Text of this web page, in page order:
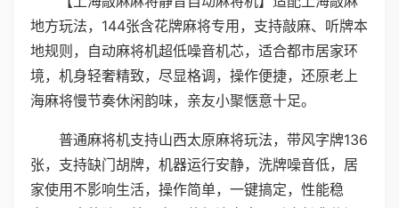
地方玩法，144张含花牌麻将专用，支持敲麻、听牌本
地规则，自动麻将机超低噪音机芯，适合都市居家环
境，机身轻奢精致，尽显格调，操作便捷，还原老上
海麻将慢节奏休闲韵味，亲友小聚惬意十足。
普通麻将机支持山西太原麻将玩法，带风字牌136
张，支持缺门胡牌，机器运行安静，洗牌噪音低，居
家使用不影响生活，操作简单，一键搞定，性能稳